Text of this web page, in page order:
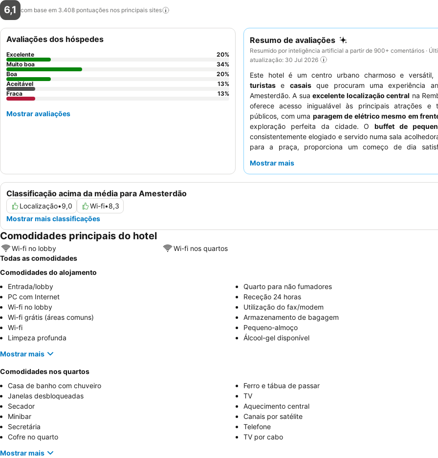
6,1 com base em 3.408 pontuações nos principais sites
Resumo de avaliações
Resumido por inteligência artificial a partir de 900+ comentários ·
atualização: 30 Jul 2026
Este hotel é um centro urbano charmoso e versátil,
turistas e casaisque procuram uma experiência
Amesterdão. A suaexcelente localização central na
oferece acesso inigualável às principais atrações e
públicos, com uma paragem de elétrico mesmo em
exploração perfeita da cidade. Obuffet de
consistentemente elogiado e servido numa sala
para a praça, proporciona um começo de dia
excecionais, com a equipa da receção a ir além para
Mostrar mais
Classificação acima da média para Amesterdão
Localização•9,0 Wi-fi•8,3
Mostrar mais classificações
Avaliações dos hóspedes
Excelente 20%
Muito boa
34%
Boa
20%
Aceitável
13%
Fraca
13%
Mostrar avaliações
Comodidades principais do hotel
Wi-fi no lobby
Wi-fi nos quartos
Todas as comodidades
Comodidades do alojamento
Entrada/lobby
Quarto para não fumadores
PC com Internet
Receção 24 horas
Wi-fi no lobby
Utilização do fax/modem
Wi-fi grátis (áreas comuns)
Armazenamento de bagagem
Wi-fi
Pequeno-almoço
Limpeza profunda
Álcool-gel disponível
Mostrar mais
Comodidades nos quartos
Casa de banho com chuveiro
Ferro e tábua de passar
Janelas desbloqueadas
TV
Secador
Aquecimento central
Minibar
Canais por satélite
Secretária
Telefone
Cofre no quarto
TV por cabo
Mostrar mais